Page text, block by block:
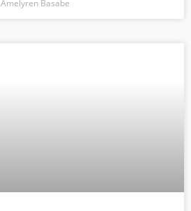
Amelyren Basabe